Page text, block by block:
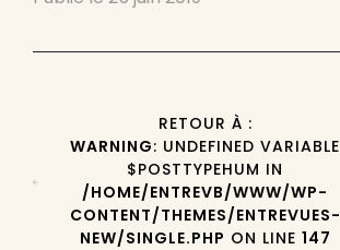
RETOUR À :
WARNING: UNDEFINED VARIABLE
$POSTTYPEHUM IN
/HOME/ENTREVB/WWW/WP-
CONTENT/THEMES/ENTREVUES-
NEW/SINGLE.PHP ON LINE 147